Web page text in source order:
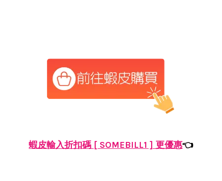
蝦皮輸入折扣碼 [ SOMEBILL1 ] 更優惠👈